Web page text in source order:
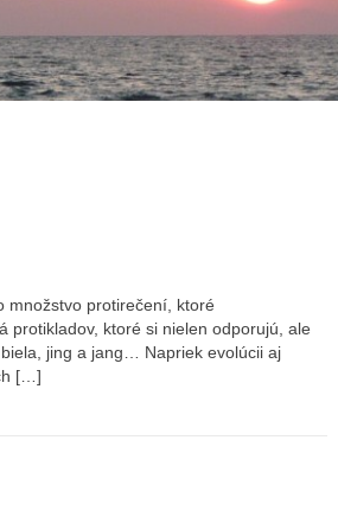
množstvo protirečení, ktoré
protikladov, ktoré si nielen odporujú, ale
jing a jang… Napriek evolúcii aj
[…]